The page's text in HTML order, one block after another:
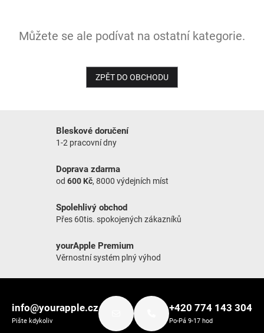
Můžete se ale podívat na ostatní kategorie.
ZPĚT DO OBCHODU
Bleskové doručení
1-2 pracovní dny
Doprava zdarma
od 600 Kč, 8000 výdejních míst
Spolehlivý obchod
Přes 60tis. spokojených zákazníků
yourApple Premium
Věrnostní systém plný výhod
info@yourapple.cz
Pište kdykoliv
+420 774 143 304
Po-Pá 9-17 hod